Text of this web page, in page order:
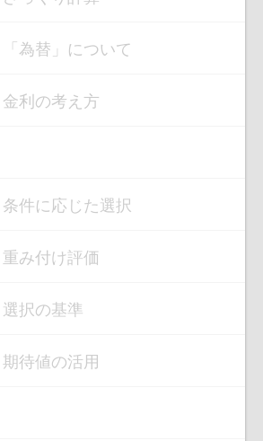
為替」について
利の考え方
件に応じた選択
み付け評価
択の基準
待値の活用